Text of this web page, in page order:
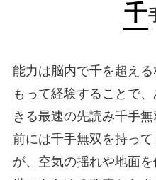
千
能力は脳内で千を超え
もって経験することで
きる最速の先読み千手
前には千手無双を持っ
が、空気の揺れや地面